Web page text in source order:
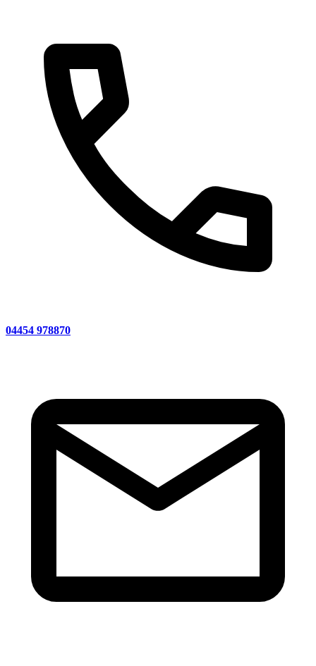
04454 978870